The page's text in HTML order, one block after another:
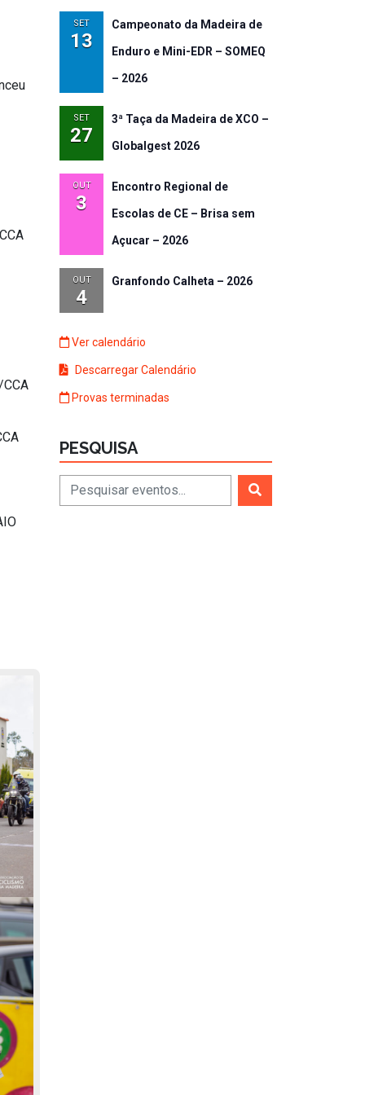
SET
13
Campeonato da Madeira de
Enduro e Mini-EDR – SOMEQ
– 2026
SET
27
3ª Taça da Madeira de XCO –
Globalgest 2026
OUT
3
Encontro Regional de
Escolas de CE – Brisa sem
Açucar – 2026
OUT
4
Granfondo Calheta – 2026
Ver calendário
Descarregar Calendário
Provas terminadas
PESQUISA